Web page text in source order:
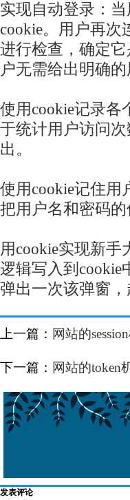
实现自动登录：
cookie。用户再
进行检查，确定
户无需给出明确
使用cookie记录各
于统计用户访问
出。
使用cookie记住用
把用户名和密码
用cookie实现新
逻辑写入到cookie
弹出一次该弹窗
上一篇： 网站的
下一篇： 网站的token
发表评论